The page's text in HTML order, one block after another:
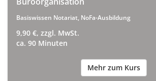
Basiswissen Notariat, NoFa-Ausbildung
9,90 €, zzgl. MwSt.
ca. 90 Minuten
Mehr zum Kurs